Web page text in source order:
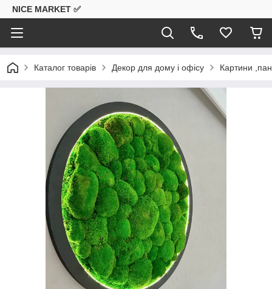
NICE MARKET ✅
Каталог товарів Декор для дому і офісу Картини